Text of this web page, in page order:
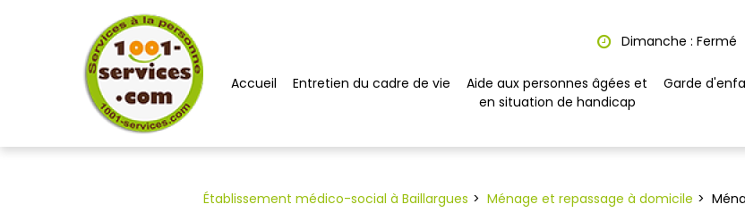
Dimanche : Fermé
Accueil Entretien du cadre de vie
Aide aux personnes âgées et
en situation de handicap
Garde
Établissement médico-social à Baillargues Ménage et repassage à domicile
Panneau de gestion des cookies